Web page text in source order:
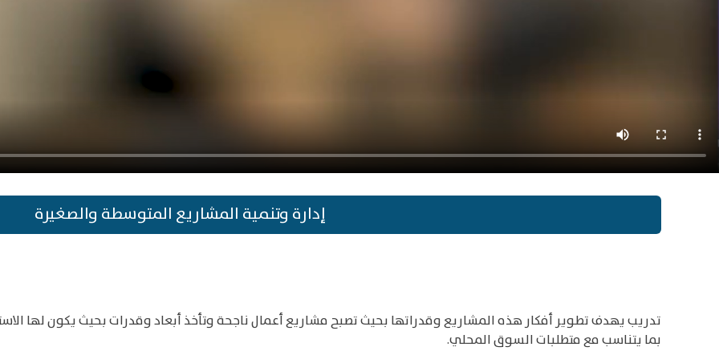
إدارة وتنمية المشاريع المتوسطة والصغيرة
تدريب يهدف تطوير أفكار هذه المشاريع وقدراتها بحيث تصبح مشاريع أعمال ناجحة وتأخذ أبعاد وقدرات بحيث يكون لها
بما يتناسب مع متطلبات السوق المحلي.